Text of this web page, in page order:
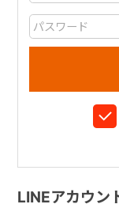
LINEアカウン